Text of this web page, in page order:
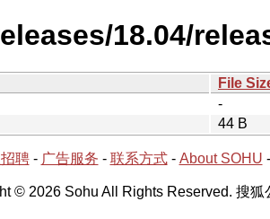
18.04/
File
-
44 B
聘- 广告服务 - 联系方式- About SOHU -
© 2026 Sohu All Rights Reserved. 搜狐